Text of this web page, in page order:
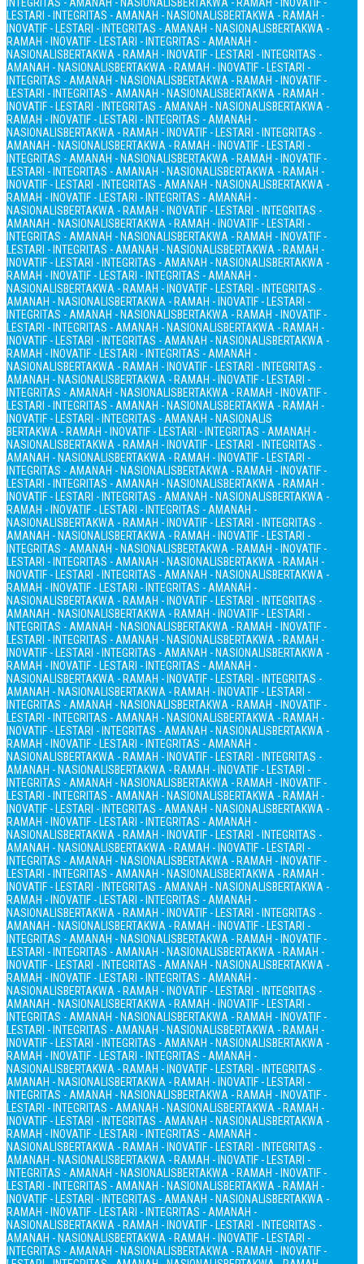
LESTARI - INTEGRITAS - AMANAH - NASIONALISBERTAKWA - RAMAH -
INOVATIF - LESTARI - INTEGRITAS - AMANAH - NASIONALISBERTAKWA -
RAMAH - INOVATIF - LESTARI - INTEGRITAS - AMANAH -
NASIONALISBERTAKWA - RAMAH - INOVATIF - LESTARI - INTEGRITAS -
AMANAH - NASIONALISBERTAKWA - RAMAH - INOVATIF - LESTARI -
INTEGRITAS - AMANAH - NASIONALISBERTAKWA - RAMAH - INOVATIF -
LESTARI - INTEGRITAS - AMANAH - NASIONALISBERTAKWA - RAMAH -
INOVATIF - LESTARI - INTEGRITAS - AMANAH - NASIONALISBERTAKWA -
RAMAH - INOVATIF - LESTARI - INTEGRITAS - AMANAH -
NASIONALISBERTAKWA - RAMAH - INOVATIF - LESTARI - INTEGRITAS -
AMANAH - NASIONALISBERTAKWA - RAMAH - INOVATIF - LESTARI -
INTEGRITAS - AMANAH - NASIONALISBERTAKWA - RAMAH - INOVATIF -
LESTARI - INTEGRITAS - AMANAH - NASIONALISBERTAKWA - RAMAH -
INOVATIF - LESTARI - INTEGRITAS - AMANAH - NASIONALISBERTAKWA -
RAMAH - INOVATIF - LESTARI - INTEGRITAS - AMANAH -
NASIONALISBERTAKWA - RAMAH - INOVATIF - LESTARI - INTEGRITAS -
AMANAH - NASIONALISBERTAKWA - RAMAH - INOVATIF - LESTARI -
INTEGRITAS - AMANAH - NASIONALISBERTAKWA - RAMAH - INOVATIF -
LESTARI - INTEGRITAS - AMANAH - NASIONALISBERTAKWA - RAMAH -
INOVATIF - LESTARI - INTEGRITAS - AMANAH - NASIONALISBERTAKWA -
RAMAH - INOVATIF - LESTARI - INTEGRITAS - AMANAH -
NASIONALISBERTAKWA - RAMAH - INOVATIF - LESTARI - INTEGRITAS -
AMANAH - NASIONALISBERTAKWA - RAMAH - INOVATIF - LESTARI -
INTEGRITAS - AMANAH - NASIONALISBERTAKWA - RAMAH - INOVATIF -
LESTARI - INTEGRITAS - AMANAH - NASIONALISBERTAKWA - RAMAH -
INOVATIF - LESTARI - INTEGRITAS - AMANAH - NASIONALISBERTAKWA -
RAMAH - INOVATIF - LESTARI - INTEGRITAS - AMANAH -
NASIONALISBERTAKWA - RAMAH - INOVATIF - LESTARI - INTEGRITAS -
AMANAH - NASIONALISBERTAKWA - RAMAH - INOVATIF - LESTARI -
INTEGRITAS - AMANAH - NASIONALISBERTAKWA - RAMAH - INOVATIF -
LESTARI - INTEGRITAS - AMANAH - NASIONALISBERTAKWA - RAMAH -
INOVATIF - LESTARI - INTEGRITAS - AMANAH - NASIONALIS
BERTAKWA - RAMAH - INOVATIF - LESTARI - INTEGRITAS - AMANAH -
NASIONALISBERTAKWA - RAMAH - INOVATIF - LESTARI - INTEGRITAS -
AMANAH - NASIONALISBERTAKWA - RAMAH - INOVATIF - LESTARI -
INTEGRITAS - AMANAH - NASIONALISBERTAKWA - RAMAH - INOVATIF -
LESTARI - INTEGRITAS - AMANAH - NASIONALISBERTAKWA - RAMAH -
INOVATIF - LESTARI - INTEGRITAS - AMANAH - NASIONALISBERTAKWA -
RAMAH - INOVATIF - LESTARI - INTEGRITAS - AMANAH -
NASIONALISBERTAKWA - RAMAH - INOVATIF - LESTARI - INTEGRITAS -
AMANAH - NASIONALISBERTAKWA - RAMAH - INOVATIF - LESTARI -
INTEGRITAS - AMANAH - NASIONALISBERTAKWA - RAMAH - INOVATIF -
LESTARI - INTEGRITAS - AMANAH - NASIONALISBERTAKWA - RAMAH -
INOVATIF - LESTARI - INTEGRITAS - AMANAH - NASIONALISBERTAKWA -
RAMAH - INOVATIF - LESTARI - INTEGRITAS - AMANAH -
NASIONALISBERTAKWA - RAMAH - INOVATIF - LESTARI - INTEGRITAS -
AMANAH - NASIONALISBERTAKWA - RAMAH - INOVATIF - LESTARI -
INTEGRITAS - AMANAH - NASIONALISBERTAKWA - RAMAH - INOVATIF -
LESTARI - INTEGRITAS - AMANAH - NASIONALISBERTAKWA - RAMAH -
INOVATIF - LESTARI - INTEGRITAS - AMANAH - NASIONALISBERTAKWA -
RAMAH - INOVATIF - LESTARI - INTEGRITAS - AMANAH -
NASIONALISBERTAKWA - RAMAH - INOVATIF - LESTARI - INTEGRITAS -
AMANAH - NASIONALISBERTAKWA - RAMAH - INOVATIF - LESTARI -
INTEGRITAS - AMANAH - NASIONALISBERTAKWA - RAMAH - INOVATIF -
LESTARI - INTEGRITAS - AMANAH - NASIONALISBERTAKWA - RAMAH -
INOVATIF - LESTARI - INTEGRITAS - AMANAH - NASIONALISBERTAKWA -
RAMAH - INOVATIF - LESTARI - INTEGRITAS - AMANAH -
NASIONALISBERTAKWA - RAMAH - INOVATIF - LESTARI - INTEGRITAS -
AMANAH - NASIONALISBERTAKWA - RAMAH - INOVATIF - LESTARI -
INTEGRITAS - AMANAH - NASIONALISBERTAKWA - RAMAH - INOVATIF -
LESTARI - INTEGRITAS - AMANAH - NASIONALISBERTAKWA - RAMAH -
INOVATIF - LESTARI - INTEGRITAS - AMANAH - NASIONALISBERTAKWA -
RAMAH - INOVATIF - LESTARI - INTEGRITAS - AMANAH -
NASIONALISBERTAKWA - RAMAH - INOVATIF - LESTARI - INTEGRITAS -
AMANAH - NASIONALISBERTAKWA - RAMAH - INOVATIF - LESTARI -
INTEGRITAS - AMANAH - NASIONALISBERTAKWA - RAMAH - INOVATIF -
LESTARI - INTEGRITAS - AMANAH - NASIONALISBERTAKWA - RAMAH -
INOVATIF - LESTARI - INTEGRITAS - AMANAH - NASIONALISBERTAKWA -
RAMAH - INOVATIF - LESTARI - INTEGRITAS - AMANAH -
NASIONALISBERTAKWA - RAMAH - INOVATIF - LESTARI - INTEGRITAS -
AMANAH - NASIONALISBERTAKWA - RAMAH - INOVATIF - LESTARI -
INTEGRITAS - AMANAH - NASIONALISBERTAKWA - RAMAH - INOVATIF -
LESTARI - INTEGRITAS - AMANAH - NASIONALISBERTAKWA - RAMAH -
INOVATIF - LESTARI - INTEGRITAS - AMANAH - NASIONALISBERTAKWA -
RAMAH - INOVATIF - LESTARI - INTEGRITAS - AMANAH -
NASIONALISBERTAKWA - RAMAH - INOVATIF - LESTARI - INTEGRITAS -
AMANAH - NASIONALISBERTAKWA - RAMAH - INOVATIF - LESTARI -
INTEGRITAS - AMANAH - NASIONALISBERTAKWA - RAMAH - INOVATIF -
LESTARI - INTEGRITAS - AMANAH - NASIONALISBERTAKWA - RAMAH -
INOVATIF - LESTARI - INTEGRITAS - AMANAH - NASIONALISBERTAKWA -
RAMAH - INOVATIF - LESTARI - INTEGRITAS - AMANAH -
NASIONALISBERTAKWA - RAMAH - INOVATIF - LESTARI - INTEGRITAS -
AMANAH - NASIONALISBERTAKWA - RAMAH - INOVATIF - LESTARI -
INTEGRITAS - AMANAH - NASIONALISBERTAKWA - RAMAH - INOVATIF -
LESTARI - INTEGRITAS - AMANAH - NASIONALISBERTAKWA - RAMAH -
INOVATIF - LESTARI - INTEGRITAS - AMANAH - NASIONALISBERTAKWA -
RAMAH - INOVATIF - LESTARI - INTEGRITAS - AMANAH -
NASIONALISBERTAKWA - RAMAH - INOVATIF - LESTARI - INTEGRITAS -
AMANAH - NASIONALISBERTAKWA - RAMAH - INOVATIF - LESTARI -
INTEGRITAS - AMANAH - NASIONALISBERTAKWA - RAMAH - INOVATIF -
LESTARI - INTEGRITAS - AMANAH - NASIONALISBERTAKWA - RAMAH -
INOVATIF - LESTARI - INTEGRITAS - AMANAH - NASIONALISBERTAKWA -
RAMAH - INOVATIF - LESTARI - INTEGRITAS - AMANAH -
NASIONALISBERTAKWA - RAMAH - INOVATIF - LESTARI - INTEGRITAS -
AMANAH - NASIONALISBERTAKWA - RAMAH - INOVATIF - LESTARI -
INTEGRITAS - AMANAH - NASIONALISBERTAKWA - RAMAH - INOVATIF -